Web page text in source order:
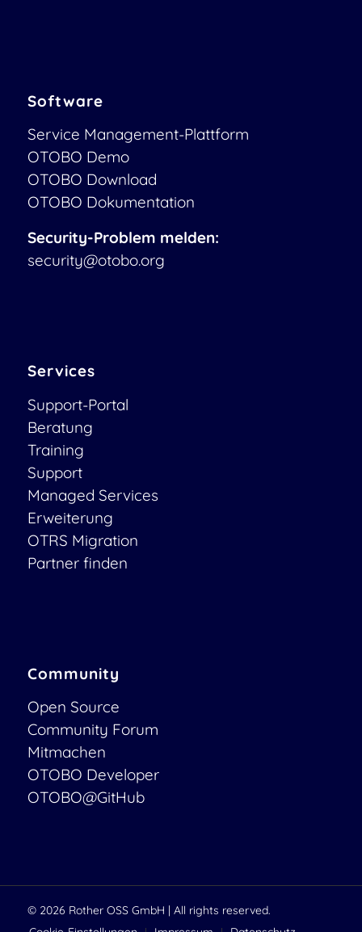
Software
Service Management-Plattform
OTOBO Demo
OTOBO Download
OTOBO Dokumentation
Security-Problem melden:
security@otobo.org
Services
Support-Portal
Beratung
Training
Support
Managed Services
Erweiterung
OTRS Migration
Partner finden
Community
Open Source
Community Forum
Mitmachen
OTOBO Developer
OTOBO@GitHub
© 2026 Rother OSS GmbH | All rights reserved.